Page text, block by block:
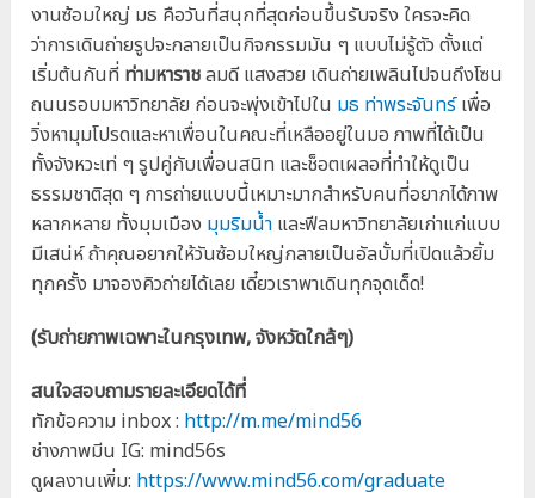
งานซ้อมใหญ่ มธ คือวันที่สนุกที่สุดก่อนขึ้นรับจริง ใครจะคิด
ว่าการเดินถ่ายรูปจะกลายเป็นกิจกรรมมัน ๆ แบบไม่รู้ตัว ตั้งแต่
เริ่มต้นกันที่ ท่ามหาราชลมดี แสงสวย เดินถ่ายเพลินไปจนถึงโซน
ถนนรอบมหาวิทยาลัย ก่อนจะพุ่งเข้าไปใน มธ ท่าพระจันทร์เพื่อ
วิ่งหามุมโปรดและหาเพื่อนในคณะที่เหลืออยู่ในมอ ภาพที่ได้เป็น
ทั้งจังหวะเท่ ๆ รูปคู่กับเพื่อนสนิท และช็อตเผลอที่ทำให้ดูเป็น
ธรรมชาติสุด ๆ การถ่ายแบบนี้เหมาะมากสำหรับคนที่อยากได้ภาพ
หลากหลาย ทั้งมุมเมือง มุมริมน้ำ และฟีลมหาวิทยาลัยเก่าแก่แบบ
มีเสน่ห์ ถ้าคุณอยากให้วันซ้อมใหญ่กลายเป็นอัลบั้มที่เปิดแล้วยิ้ม
ทุกครั้ง มาจองคิวถ่ายได้เลย เดี๋ยวเราพาเดินทุกจุดเด็ด!
(รับถ่ายภาพเฉพาะในกรุงเทพ, จังหวัดใกล้ๆ)
สนใจสอบถามรายละเอียดได้ที่
ทักข้อความ inbox : http://m.me/mind56
ช่างภาพมีน IG: mind56s
ดูผลงานเพิ่ม: https://www.mind56.com/graduate